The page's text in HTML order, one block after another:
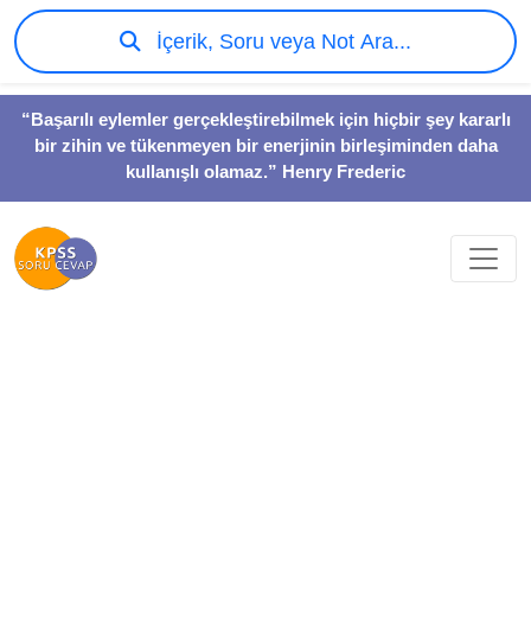
“Başarılı eylemler gerçekleştirebilmek için hiçbir şey kararlı
bir zihin ve tükenmeyen bir enerjinin birleşiminden daha
kullanışlı olamaz.” Henry Frederic
İçerik, Soru veya Not Ara...